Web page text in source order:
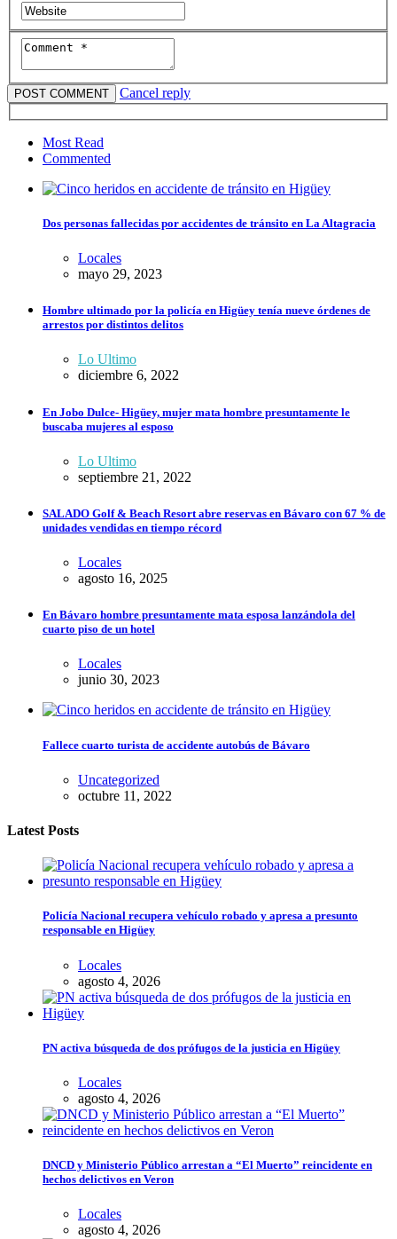
Cancel reply
Most Read
Commented
Dos personas fallecidas por accidentes de tránsito en La Altagracia
Locales
mayo 29, 2023
Hombre ultimado por la policía en Higüey tenía nueve órdenes de
arrestos por distintos delitos
Lo Ultimo
diciembre 6, 2022
En Jobo Dulce- Higüey, mujer mata hombre presuntamente le
buscaba mujeres al esposo
Lo Ultimo
septiembre 21, 2022
SALADO Golf & Beach Resort abre reservas en Bávaro con 67 % de
unidades vendidas en tiempo récord
Locales
agosto 16, 2025
En Bávaro hombre presuntamente mata esposa lanzándola del
cuarto piso de un hotel
Locales
junio 30, 2023
Fallece cuarto turista de accidente autobús de Bávaro
Uncategorized
octubre 11, 2022
Latest Posts
Policía Nacional recupera vehículo robado y apresa a presunto
responsable en Higüey
Locales
agosto 4, 2026
PN activa búsqueda de dos prófugos de la justicia en Higüey
Locales
agosto 4, 2026
DNCD y Ministerio Público arrestan a “El Muerto” reincidente en
hechos delictivos en Veron
Locales
agosto 4, 2026